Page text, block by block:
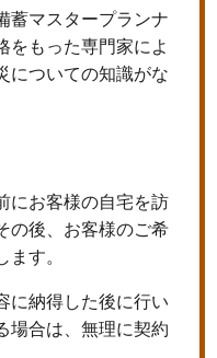
蓄マスタープランナ
をもった専門家によ
についての知識がな
にお客様の自宅を訪
の後、お客様のご希
す。
に納得した後に行い
場合は、無理に契約